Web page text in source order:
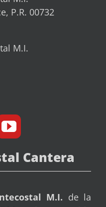
P.R. 00732
M.I.
Cantera
M.I. de la